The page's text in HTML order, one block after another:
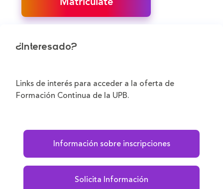
¿Interesado?
Links de interés para acceder a la oferta de
Formación Continua de la UPB.
Información sobre inscripciones
Solicita Información